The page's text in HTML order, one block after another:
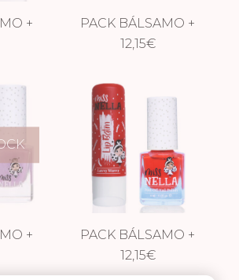
+
PACK BÁLSAMO +
ESMALTE MISS
HONEY/PINK
12,15€
+
PACK BÁLSAMO +
ESMALTE MISS
NELLA –
12,15€